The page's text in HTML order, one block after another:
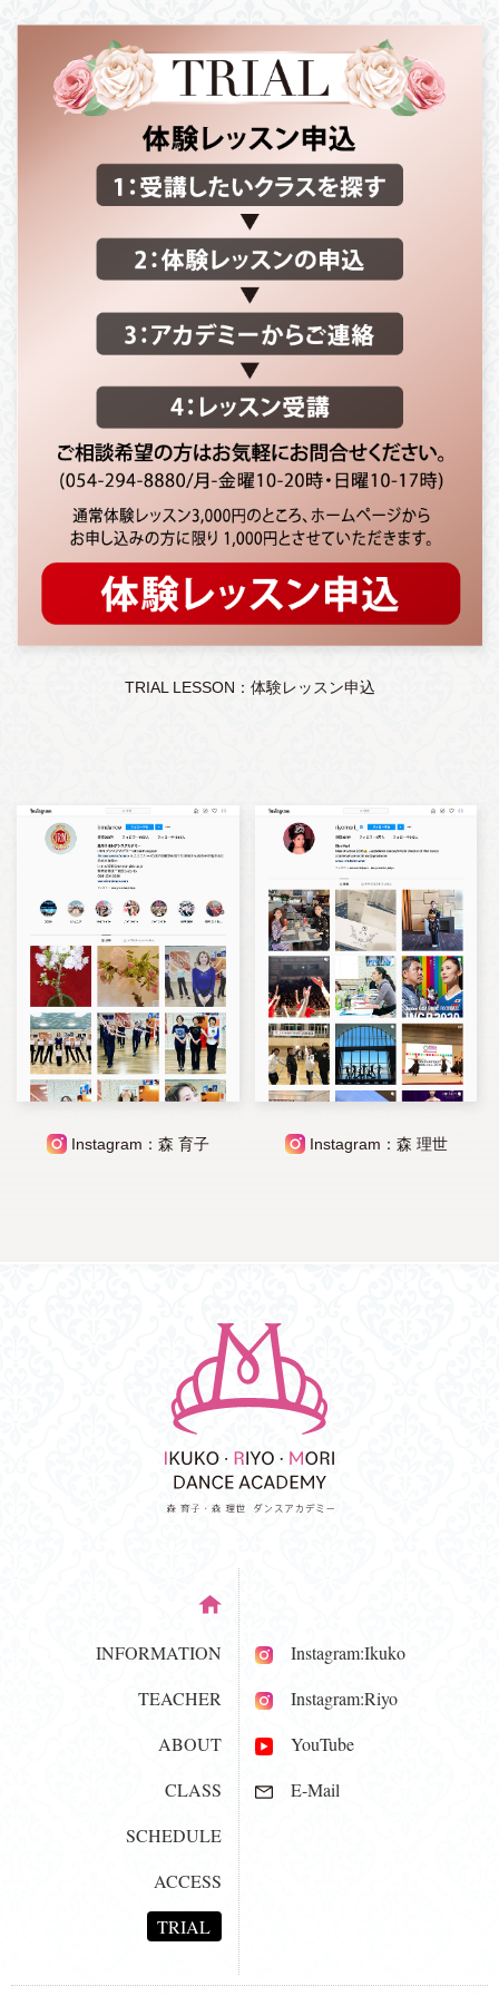
TRIAL LESSON：体験レッスン申込
Instagram：森 育子 Instagram：森 理世
INFORMATION
TEACHER
ABOUT
CLASS
SCHEDULE
ACCESS
TRIAL
Instagram:Ikuko
Instagram:Riyo
YouTube
E-Mail